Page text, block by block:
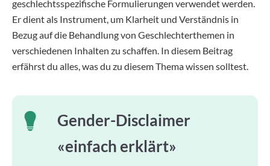
geschlechtsspezifische Formulierungen verwendet werden.
Er dient als Instrument, um Klarheit und Verständnis in
Bezug auf die Behandlung von Geschlechterthemen in
verschiedenen Inhalten zu schaffen. In diesem Beitrag
erfährst du alles, was du zu diesem Thema wissen solltest.
Gender-Disclaimer
«einfach erklärt»